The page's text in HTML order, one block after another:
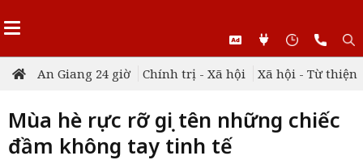
An Giang 24 giờ Chính trị - Xã hội Xã hội - Từ thiện
Mùa hè rực rỡ gọi tên những chiếc
đầm không tay tinh tế